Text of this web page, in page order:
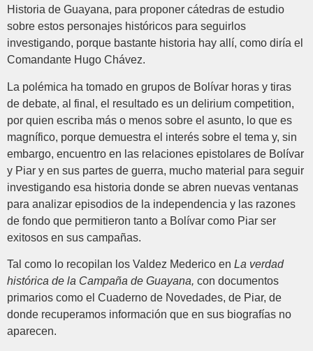
Historia de Guayana, para proponer cátedras de estudio
sobre estos personajes históricos para seguirlos
investigando, porque bastante historia hay allí, como diría el
Comandante Hugo Chávez.
La polémica ha tomado en grupos de Bolívar horas y tiras
de debate, al final, el resultado es un delirium competition,
por quien escriba más o menos sobre el asunto, lo que es
magnífico, porque demuestra el interés sobre el tema y, sin
embargo, encuentro en las relaciones epistolares de Bolívar
y Piar y en sus partes de guerra, mucho material para seguir
investigando esa historia donde se abren nuevas ventanas
para analizar episodios de la independencia y las razones
de fondo que permitieron tanto a Bolívar como Piar ser
exitosos en sus campañas.
Tal como lo recopilan los Valdez Mederico en La verdad
histórica de la Campaña de Guayana, con documentos
primarios como el Cuaderno de Novedades, de Piar, de
donde recuperamos información que en sus biografías no
aparecen.